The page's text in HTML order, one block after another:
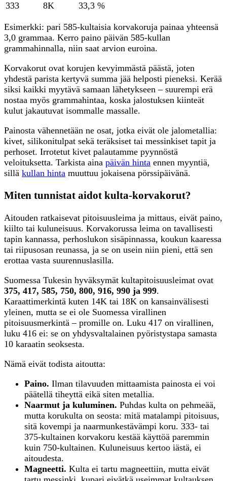
333
8K 33,3 %
Esimerkki: pari 585-kultaisia korvakoruja painaa yhteensä
3,0 grammaa. Kerro paino päivän 585-kullan
grammahinnalla, niin saat arvion euroina.
Korvakorut ovat korujen kevyimmästä päästä, joten
yhdestä parista kertyvä summa jää helposti pieneksi. Kerää
siksi kaikki myytävä samaan lähetykseen – suurempi erä
nostaa myös grammahintaa, koska jalostuksen kiinteät
kulut jakautuvat isommalle massalle.
Painosta vähennetään ne osat, jotka eivät ole jalometallia:
kivet, silikonitulpat sekä teräksiset tai messinkiset tapit ja
perhoset. Irrotetut kivet palautamme pyynnöstä
veloituksetta. Tarkista aina päivän hinta ennen myyntiä,
sillä kullan hinta muuttuu jokaisena pörssipäivänä.
Miten tunnistat aidot kulta-korvakorut?
Aitouden ratkaisevat pitoisuusleima ja mittaus, eivät paino,
kiilto tai kuluneisuus. Korvakorussa leima on tavallisesti
tapin kannassa, perhoslukon sisäpinnassa, koukun kaaressa
tai riipusosan reunassa, ja se on usein niin pieni, että sen
erottaa vasta suurennuslasilla.
Suomessa Tukesin hyväksymät kultapitoisuusleimat ovat
375, 417, 585, 750, 800, 916, 990 ja 999.
Karaattimerkintä kuten 14K tai 18K on kansainvälisesti
yleinen, mutta se ei ole Suomessa virallinen
pitoisuusmerkintä – promille on. Luku 417 on virallinen,
luku 416 ei: se on yhdysvaltalainen pyöristystapa samasta
10 karaatin seoksesta.
Nämä eivät todista aitoutta:
Paino. Ilman tilavuuden mittaamista painosta ei voi
päätellä tiheyttä eikä siten metallia.
Naarmut ja kuluminen. Puhdas kulta on pehmeää,
mutta korukulta on seosta: mitä matalampi pitoisuus,
sitä kovempi ja naarmunkestävämpi koru. 333- tai
375-kultainen korvakoru kestää käyttöä paremmin
kuin 750-kultainen. Kuluneisuus kertoo iästä, ei
aitoudesta.
Magneetti. Kulta ei tartu magneettiin, mutta eivät